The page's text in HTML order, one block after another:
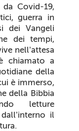
Covid-19,
guerra in
dei Vangeli
dei tempi,
nell’attesa
chiamato a
della
è immerso,
della Bibbia
letture
il